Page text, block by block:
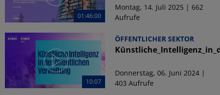
01:46:00
Montag, 14. Juli 2025 | 662
Aufrufe
10:07
ÖFFENTLICHER SEKTOR
Donnerstag, 06. Juni 2024 |
403 Aufrufe